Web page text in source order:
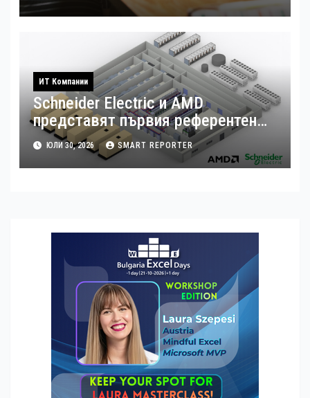
ИТ Компании
Schneider Electric и AMD
представят първия референтен
дизайн на платформата Helios за
ускорено изграждане на фабрики
за ИИ
ЮЛИ 30, 2026 SMART REPORTER